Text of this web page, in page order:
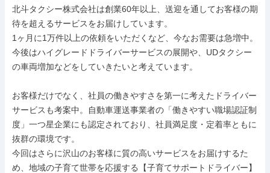
北斗タクシー株式会社は創業60年以上、送迎を通してお客様の期
待を超えるサービスをお届けしています。
1ヶ月に1万件以上の依頼をいただくなど、今なお需要は急増中。
今後はハイグレードドライバーサービスの展開や、UDタクシー
の車両増加などをしていきたいと考えています。
お客様だけでなく、社員の働きやすさを第一に考えたドライバー
サービスも考案中。自動車運送事業者の「働きやすい職場認証制
度」一つ星企業にも認定されており、社員満足度・定着率ともに
抜群の環境です。
今回はさらに沢山のお客様に質の高いサービスをお届けするた
め、地域の子育て世帯を応援する【子育てサポートドライバー】